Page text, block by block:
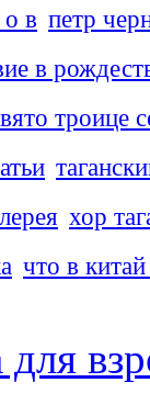
о в петр
в
троице
хор
что в